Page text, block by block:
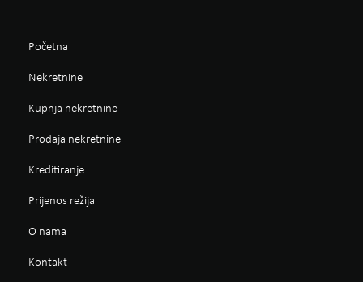
Početna
Nekretnine
Kupnja nekretnine
Prodaja nekretnine
Kreditiranje
Prijenos režija
O nama
Kontakt